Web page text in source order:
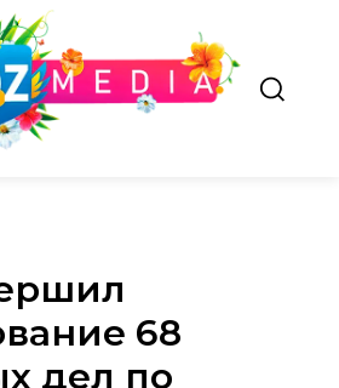
68
дел по